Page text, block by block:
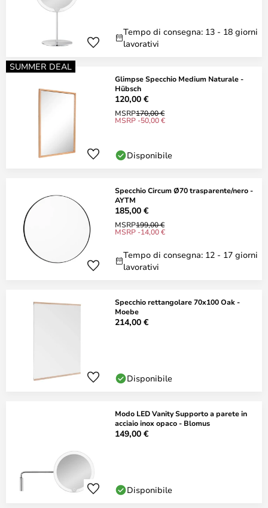
Tempo di consegna: 13 - 18 giorni
lavorativi
SUMMER DEAL
Glimpse Specchio Medium Naturale -
Hübsch
120,00 €
MSRP170,00 €
MSRP -50,00 €
Disponibile
Specchio Circum Ø70 trasparente/nero -
AYTM
185,00 €
MSRP199,00 €
MSRP -14,00 €
Tempo di consegna: 12 - 17 giorni
lavorativi
Specchio rettangolare 70x100 Oak -
Moebe
214,00 €
Disponibile
Modo LED Vanity Supporto a parete in
acciaio inox opaco - Blomus
149,00 €
Disponibile